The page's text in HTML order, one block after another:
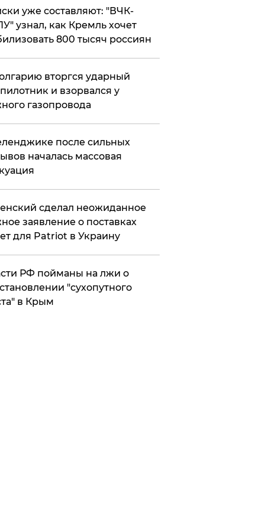
уже составляют: "ВЧК-
узнал, как Кремль хочет
800 тысяч россиян
вторгся ударный
и взорвался у
газопровода
после сильных
началась массовая
сделал неожиданное
заявление о поставках
для Patriot в Украину
РФ пойманы на лжи о
"сухопутного
в Крым